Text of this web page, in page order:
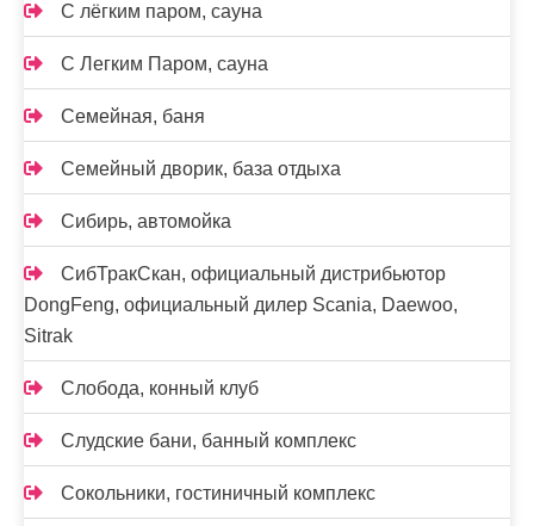
С лёгким паром, сауна
С Легким Паром, сауна
Семейная, баня
Семейный дворик, база отдыха
Сибирь, автомойка
СибТракСкан, официальный дистрибьютор
DongFeng, официальный дилер Scania, Daewoo,
Sitrak
Слобода, конный клуб
Слудские бани, банный комплекс
Сокольники, гостиничный комплекс